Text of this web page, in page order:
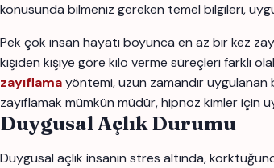
konusunda bilmeniz gereken temel bilgileri,
Pek çok insan hayatı boyunca en az bir kez
kişiden kişiye göre kilo verme süreçleri farklı
zayıflamayöntemi, uzun zamandır uygulanan
zayıflamak mümkün müdür, hipnoz kimler için
Duygusal Açlık Durumu
Duygusal açlık insanın stres altında,